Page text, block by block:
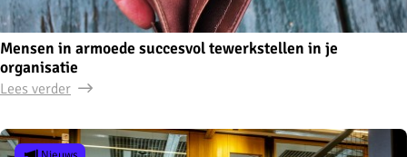
Mensen in armoede succesvol tewerkstellen in je
organisatie
Lees verder